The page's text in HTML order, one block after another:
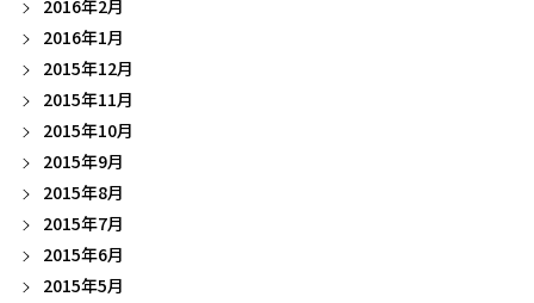
2016年2月
2016年1月
2015年12月
2015年11月
2015年10月
2015年9月
2015年8月
2015年7月
2015年6月
2015年5月